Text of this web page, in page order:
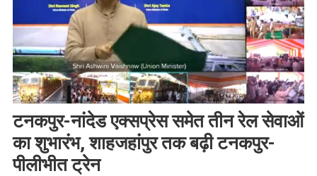
टनकपुर-नांदेड एक्सप्रेस समेत तीन रेल सेवाओं
का शुभारंभ, शाहजहांपुर तक बढ़ी टनकपुर-
पीलीभीत ट्रेन